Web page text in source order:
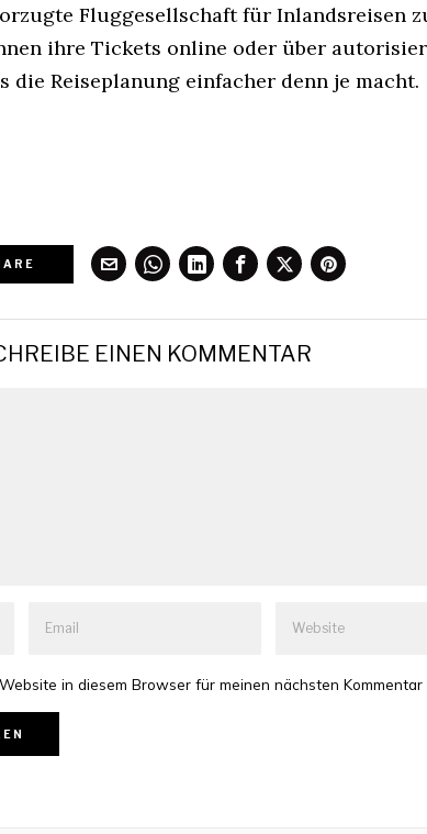
Fluggesellschaft für Inlandsreisen
ihre Tickets online oder über
die Reiseplanung einfacher denn je macht.
EINEN KOMMENTAR
in diesem Browser für meinen nächsten Kommentar